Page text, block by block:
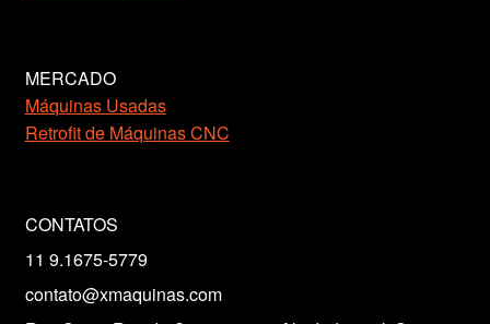
MERCADO
Máquinas Usadas
Retrofit de Máquinas CNC
CONTATOS
11 9.1675-5779
contato@xmaquinas.com